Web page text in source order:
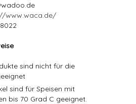
www.waca.de/
sind nicht für die
sind für Speisen mit
bis 70 Grad C geeignet.